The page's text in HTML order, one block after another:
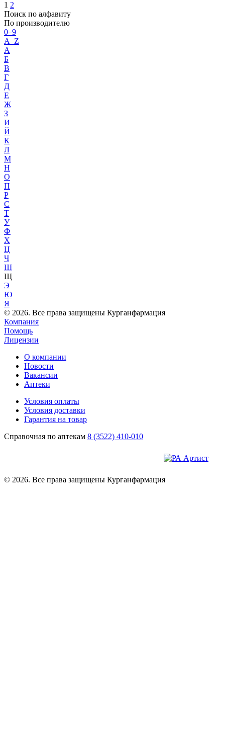
1 2
Поиск по алфавиту
По производителю
0–9
A–Z
А
Б
В
Г
Д
Е
Ж
З
И
Й
К
Л
М
Н
О
П
Р
С
Т
У
Ф
Х
Ц
Ч
Ш
Щ
Э
Ю
Я
© 2026. Все права защищены Курганфармация
Компания
Помощь
Лицензии
О компании
Новости
Вакансии
Аптеки
Условия оплаты
Условия доставки
Гарантия на товар
Справочная по аптекам 8 (3522) 410-010
© 2026. Все права защищены Курганфармация